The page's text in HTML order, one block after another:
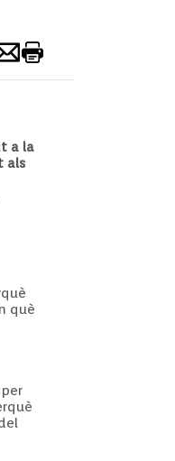
a la
als
què